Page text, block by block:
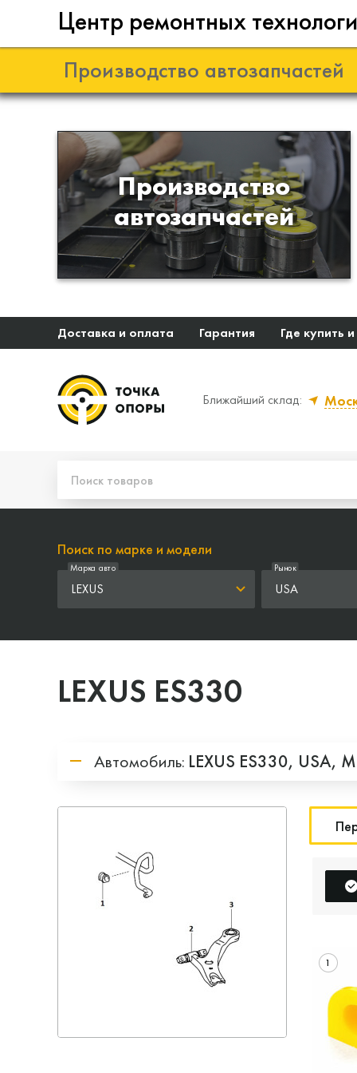
Центр ремонтных
Производство автозапчастей
Производство
автозапчастей
Разработка и
производство деталей из
эластомеров для подвески
автомобиля
Доставка и оплата Гарантия Где купить
Ближайший склад:
Поиск по марке и модели
LEXUS
Марка авто
USA
Рынок
LEXUS ES330
Автомобиль: LEXUS ES330, USA,
1